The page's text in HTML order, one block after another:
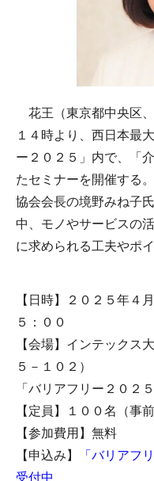
花王（東京都中央区
１４時より、西日本最
ー２０２５」内で、「
たセミナーを開催する
協会会長の境野みね子
中、モノやサービスの
に求められる工夫やポ
【日時】２０２５年４
５：００
【会場】インテックス
５－１０２）
「バリアフリー２０２
【定員】１００名（事
【参加費用】無料
【申込み】
「バリアフ
受付中